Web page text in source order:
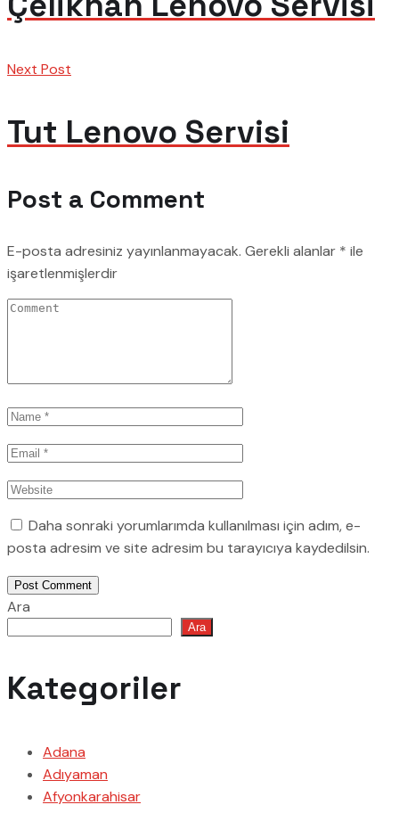
Next Post
Tut Lenovo Servisi
Post a Comment
E-posta adresiniz yayınlanmayacak. Gerekli alanlar * ile
işaretlenmişlerdir
Daha sonraki yorumlarımda kullanılması için adım, e-
posta adresim ve site adresim bu tarayıcıya kaydedilsin.
Post Comment
Ara
Ara
Kategoriler
Adana
Adıyaman
Afyonkarahisar